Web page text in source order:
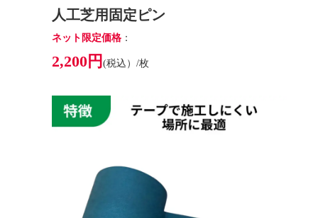
人工芝用固定ピン
ネット限定価格 ：
2,200円(税込）/枚